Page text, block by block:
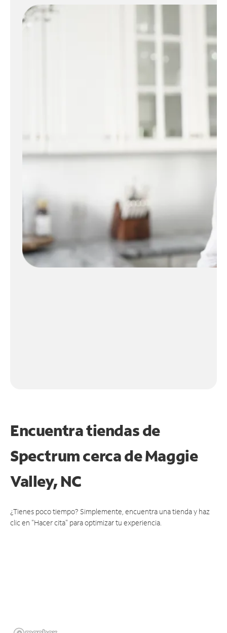
Encuentra tiendas de
Spectrum cerca deMaggie
Valley, NC
¿Tienes poco tiempo? Simplemente, encuentra una tienda y haz
clic en "Hacer cita" para optimizar tu experiencia.